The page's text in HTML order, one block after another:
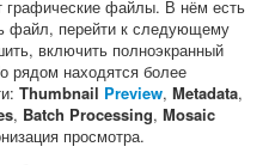
графические файлы. В нём есть
файл, перейти к следующему
включить полноэкранный
рядом находятся более
Thumbnail Preview, Metadata,
, Batch Processing, Mosaic
просмотра.